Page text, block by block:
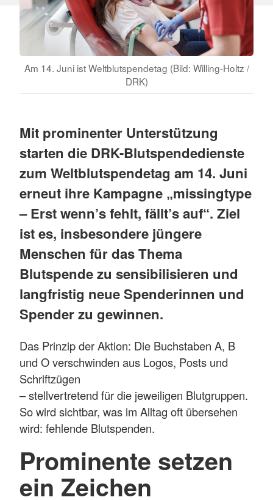
Am 14. Juni ist Weltblutspendetag (Bild: Willing-Holtz /
DRK)
Mit prominenter Unterstützung
starten die DRK-Blutspendedienste
zum Weltblutspendetag am 14. Juni
erneut ihre Kampagne „missingtype
– Erst wenn’s fehlt, fällt’s auf“. Ziel
ist es, insbesondere jüngere
Menschen für das Thema
Blutspende zu sensibilisieren und
langfristig neue Spenderinnen und
Spender zu gewinnen.
Das Prinzip der Aktion: Die Buchstaben A, B
und O verschwinden aus Logos, Posts und
Schriftzügen
– stellvertretend für die jeweiligen Blutgruppen.
So wird sichtbar, was im Alltag oft übersehen
wird: fehlende Blutspenden.
Prominente setzen
ein Zeichen